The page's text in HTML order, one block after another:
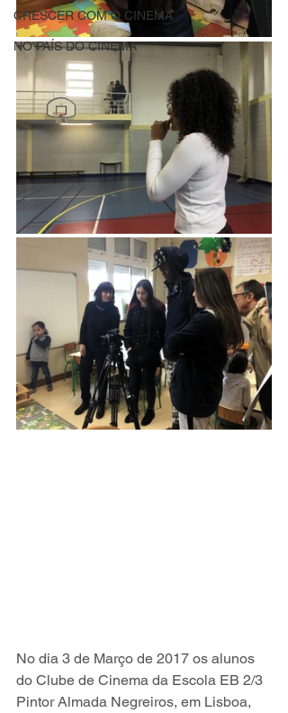
CRESCER COM O CINEMA
NO PAÍS DO CINEMA
No dia 3 de Março de 2017 os alunos
do Clube de Cinema da Escola EB 2/3
Pintor Almada Negreiros, em Lisboa,